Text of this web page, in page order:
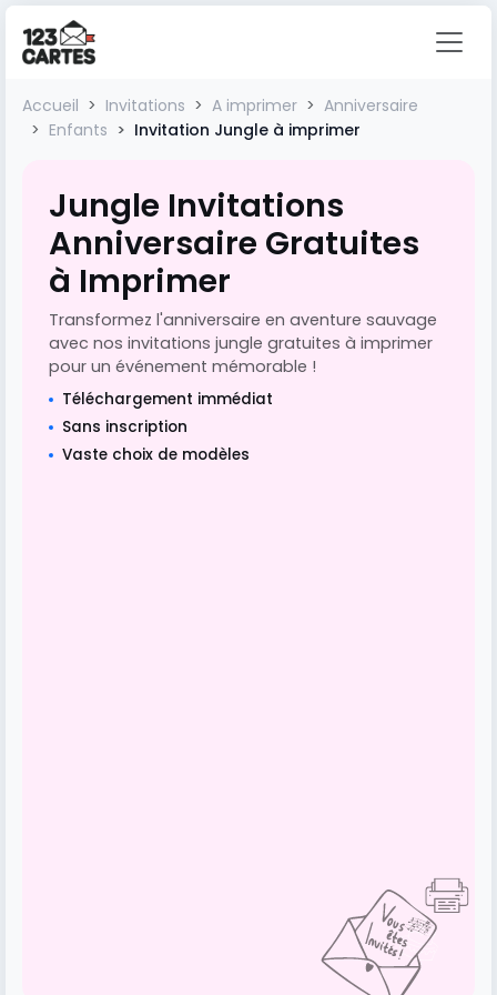
Accueil Invitations A imprimer
Anniversaire
Enfants
Invitation Jungle à imprimer
Jungle Invitations
Anniversaire Gratuites
à Imprimer
Transformez l'anniversaire en aventure sauvage
avec nos invitations jungle gratuites à imprimer
pour un événement mémorable !
Téléchargement immédiat
Sans inscription
Vaste choix de modèles